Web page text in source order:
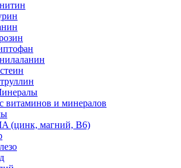
витаминов и минералов
(цинк, магний, В6)